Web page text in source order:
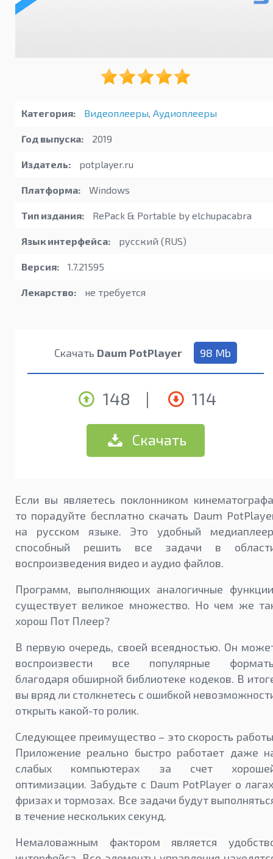
Категория: Видеоплееры, Аудиоплееры
Год выпуска: 2019
Издатель: potplayer.ru
Платформа: Windows
Тип издания: RePack & Portable by elchupacabra
Язык интерфейса: русский (RUS)
Версия: 1.7.21595
Лекарство: не требуется
Скачать Daum PotPlayer 98 Mb
148 | 114
Скачать
Если вы являетесь поклонником
то порадуйте бесплатно скачать Daum
на русском языке. Это удобный
способный решить все задачи в
воспроизведения видео и аудио файлов.
Программ, выполняющих аналогичные
существует великое множество. Но чем же
хорош Пот Плеер?
В первую очередь, своей всеядностью. Он
воспроизвести все популярные
благодаря обширной библиотеке кодеков. В
вы вряд ли столкнетесь с ошибкой
открыть какой-то ролик.
Следующее преимущество – это скорость
Приложение реально быстро работает даже
слабых компьютерах за счет
оптимизации. Забудьте с Daum PotPlayer о
фризах и тормозах. Все задачи будут
в течение нескольких секунд.
Немаловажным фактором является